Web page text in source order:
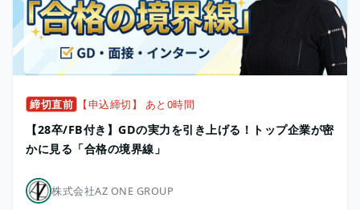
締切直前 【申込締切】 あと0時間
【28卒/FB付き】GDの実力を引き上げる！トップ企業が密
かに見る「合格の境界線」
株式会社AZ ONE GROUP